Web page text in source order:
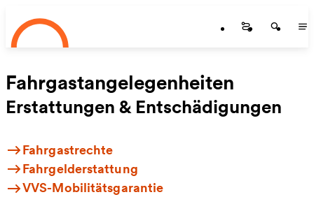
Zum Hauptinhalt springen
Startseite
Fahrgastangelegenheiten
Erstattungen & Entschädigungen
Fahrgastrechte
Fahrgelderstattung
VVS-Mobilitätsgarantie